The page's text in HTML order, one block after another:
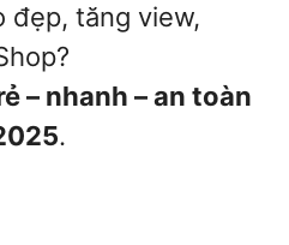
đẹp, tăng view,
– nhanh – an toàn
.